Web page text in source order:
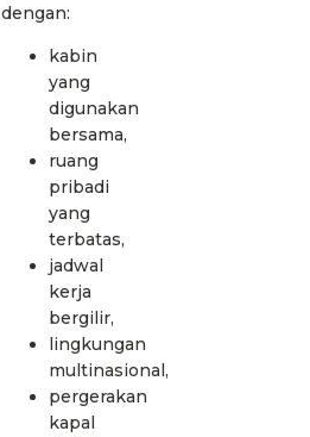
dengan:
kabin
yang
digunakan
bersama,
ruang
pribadi
yang
terbatas,
jadwal
kerja
bergilir,
lingkungan
multinasional,
pergerakan
kapal